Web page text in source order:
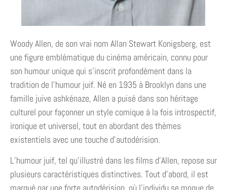
Woody Allen, de son vrai nom Allan Stewart Konigsberg, est
une figure emblématique du cinéma américain, connu pour
son humour unique qui s’inscrit profondément dans la
tradition de l’humour juif. Né en 1935 à Brooklyn dans une
famille juive ashkénaze, Allen a puisé dans son héritage
culturel pour façonner un style comique à la fois introspectif,
ironique et universel, tout en abordant des thèmes
existentiels avec une touche d’autodérision.
L’humour juif, tel qu’illustré dans les films d’Allen, repose sur
plusieurs caractéristiques distinctives. Tout d’abord, il est